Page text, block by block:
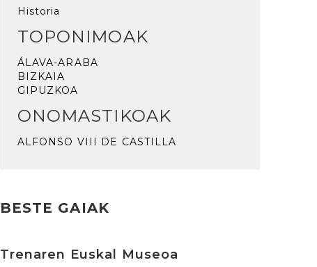
Historia
TOPONIMOAK
ÁLAVA-ARABA
BIZKAIA
GIPUZKOA
ONOMASTIKOAK
ALFONSO VIII DE CASTILLA
BESTE GAIAK
Trenaren Euskal Museoa